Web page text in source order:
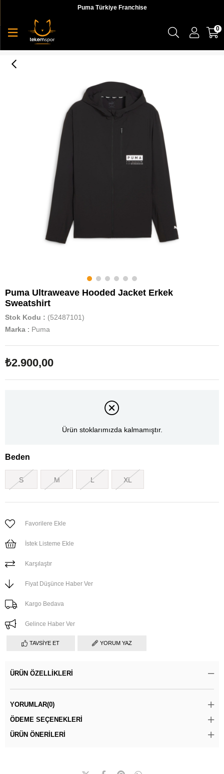
Puma Türkiye Franchise
0
Puma Ultraweave Hooded Jacket Erkek
Sweatshirt
Stok Kodu
(52487101)
Marka : Puma
₺2.900,00
Ürün stoklarımızda kalmamıştır.
Beden
S M L XL
Favorilere Ekle
İstek Listeme Ekle
Karşılaştır
Fiyat Düşünce Haber Ver
Kargo Bedava
Gelince Haber Ver
TAVSIYE ET YORUM YAZ
ÜRÜN ÖZELLIKLERI
YORUMLAR(0)
ÖDEME SEÇENEKLERI
ÜRÜN ÖNERILERI